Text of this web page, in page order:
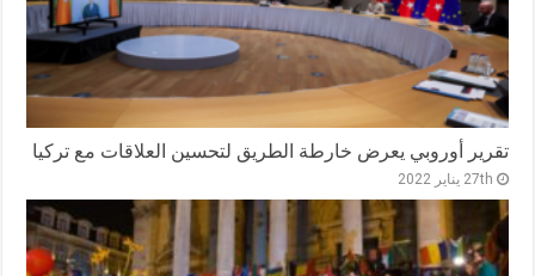
تقرير أوروبي يعرض خارطة الطريق لتحسين العلاقات مع تركيا
27th يناير 2022